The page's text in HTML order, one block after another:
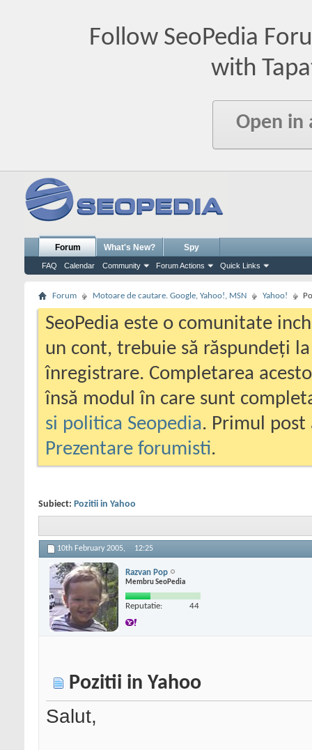
Follow SeoPedia
with
Open in
Forum
FAQ Calendar Community Forum Actions Quick Links
What's New? Spy
Forum Motoare de cautare. Google, Yahoo!, MSN Yahoo!
SeoPedia este o comunitate
un cont, trebuie să răspundeți
înregistrare. Completarea
însă modul în care sunt
si politica Seopedia. Primul
Prezentare forumisti.
Subiect: Pozitii in Yahoo
10th February 2005, 12:25
Razvan Pop
Membru SeoPedia
Reputatie: 44
Pozitii in Yahoo
Salut,